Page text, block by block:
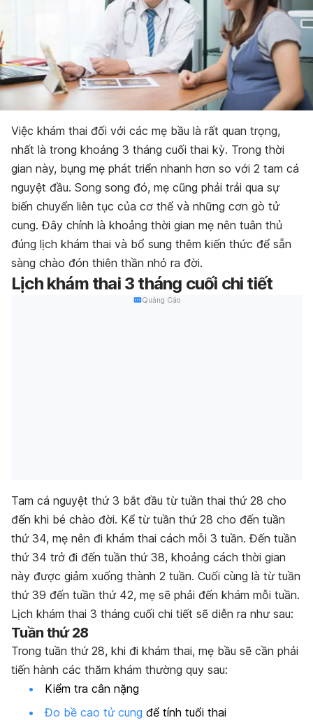
Việc khám thai đối với các mẹ bầu là rất quan trọng,
nhất là trong khoảng 3 tháng cuối thai kỳ. Trong thời
gian này, bụng mẹ phát triển nhanh hơn so với 2 tam cá
nguyệt đầu. Song song đó, mẹ cũng phải trải qua sự
biến chuyển liên tục của cơ thể và những cơn gò tử
cung. Đây chính là khoảng thời gian mẹ nên tuân thủ
đúng lịch khám thai và bổ sung thêm kiến thức để sẵn
sàng chào đón thiên thần nhỏ ra đời.
Lịch khám thai 3 tháng cuối chi tiết
Quảng Cáo
Tam cá nguyệt thứ 3 bắt đầu từ tuần thai thứ 28 cho
đến khi bé chào đời. Kể từ tuần thứ 28 cho đến tuần
thứ 34, mẹ nên đi khám thai cách mỗi 3 tuần. Đến tuần
thứ 34 trở đi đến tuần thứ 38, khoảng cách thời gian
này được giảm xuống thành 2 tuần. Cuối cùng là từ tuần
thứ 39 đến tuần thứ 42, mẹ sẽ phải đến khám mỗi tuần.
Lịch khám thai 3 tháng cuối chi tiết sẽ diễn ra như sau:
Tuần thứ 28
Trong tuần thứ 28, khi đi khám thai, mẹ bầu sẽ cần phải
tiến hành các thăm khám thường quy sau:
Kiểm tra cân nặng
Đo bề cao tử cung để tính tuổi thai